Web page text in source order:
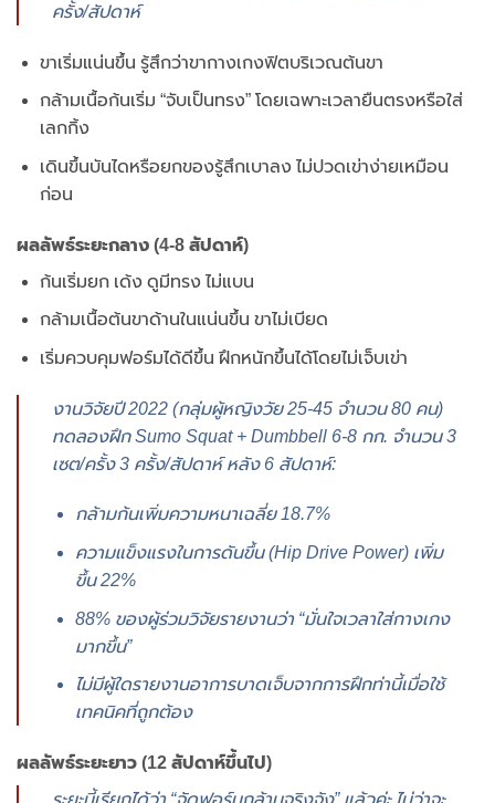
ครั้ง/สัปดาห์
ขาเริ่มแน่นขึ้น รู้สึกว่าขากางเกงฟิตบริเวณต้นขา
กล้ามเนื้อก้นเริ่ม “จับเป็นทรง” โดยเฉพาะเวลายืนตรงหรือใส่
เลกกิ้ง
เดินขึ้นบันไดหรือยกของรู้สึกเบาลง ไม่ปวดเข่าง่ายเหมือน
ก่อน
ผลลัพธ์ระยะกลาง (4-8 สัปดาห์)
ก้นเริ่มยก เด้ง ดูมีทรง ไม่แบน
กล้ามเนื้อต้นขาด้านในแน่นขึ้น ขาไม่เบียด
เริ่มควบคุมฟอร์มได้ดีขึ้น ฝึกหนักขึ้นได้โดยไม่เจ็บเข่า
งานวิจัยปี 2022 (กลุ่มผู้หญิงวัย 25-45 จำนวน 80 คน)
ทดลองฝึก Sumo Squat + Dumbbell 6-8 กก. จำนวน 3
เซต/ครั้ง 3 ครั้ง/สัปดาห์ หลัง 6 สัปดาห์:
กล้ามก้นเพิ่มความหนาเฉลี่ย 18.7%
ความแข็งแรงในการดันขึ้น (Hip Drive Power) เพิ่ม
ขึ้น 22%
88% ของผู้ร่วมวิจัยรายงานว่า “มั่นใจเวลาใส่กางเกง
มากขึ้น”
ไม่มีผู้ใดรายงานอาการบาดเจ็บจากการฝึกท่านี้เมื่อใช้
เทคนิคที่ถูกต้อง
ผลลัพธ์ระยะยาว (12 สัปดาห์ขึ้นไป)
ระยะนี้เรียกได้ว่า “จัดฟอร์มกล้ามจริงจัง” แล้วค่ะ ไม่ว่าจะ